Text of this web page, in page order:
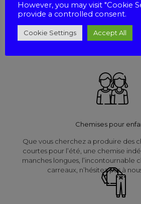
Nous réalisons des chemisiers dans
Voile de coton, la Viscose, le
Coton Imprimé.
Chemises pour
Que vous cherchez a produire des
courtes pour l’été, une chemise
manches longues, l’incontournable
carreaux, n’hésitez pas à
However, you may visit "Cookie
provide a controlled consent.
Cookie Settings Accept All